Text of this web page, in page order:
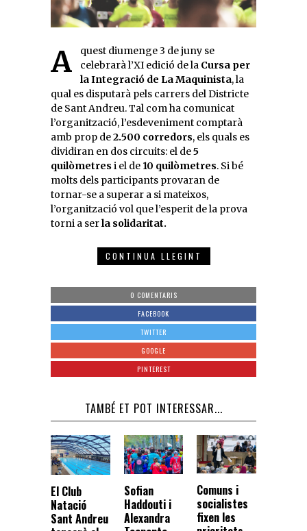
Aquest diumenge 3 de juny se celebrarà l’XI edició de la Cursa per
la Integració de La Maquinista, la
qual es disputarà pels carrers del Districte
de Sant Andreu. Tal com ha comunicat
l’organització, l’esdeveniment comptarà
amb prop de2.500 corredors, els quals es
dividiran en dos circuits: el de5
quilòmetres i el de 10 quilòmetres. Si bé
molts dels participants provaran de
tornar-se a superar a si mateixos,
l’organització vol que l’esperit de la prova
torni a serla solidaritat.
CONTINUA LLEGINT
0 COMENTARIS
FACEBOOK
TWITTER
GOOGLE
PINTEREST
TAMBÉ ET POT INTERESSAR...
El Club
Natació
Sant Andreu
Sofian
Haddouti i
Alexandra
Comuns i
socialistes
fixen les